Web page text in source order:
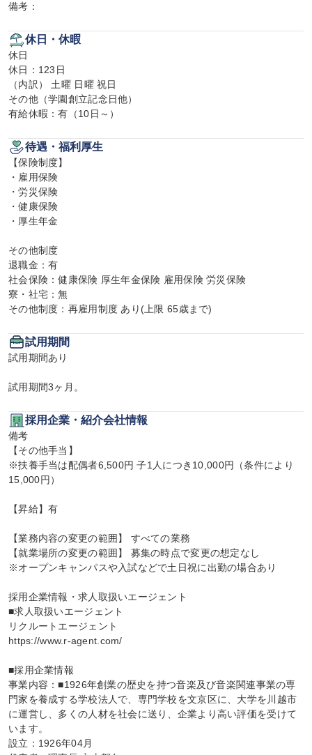
備考：
休日・休暇
休日
休日：123日
（内訳） 土曜 日曜 祝日
その他（学園創立記念日他）
有給休暇：有（10日～）
待遇・福利厚生
【保険制度】
・雇用保険
・労災保険
・健康保険
・厚生年金
その他制度
退職金：有
社会保険：健康保険 厚生年金保険 雇用保険 労災保険
寮・社宅：無
その他制度：再雇用制度 あり(上限 65歳まで)
試用期間
試用期間あり
試用期間3ヶ月。
採用企業・紹介会社情報
備考
【その他手当】
※扶養手当は配偶者6,500円 子1人につき10,000円（条件により
15,000円）
【昇給】有
【業務内容の変更の範囲】 すべての業務
【就業場所の変更の範囲】 募集の時点で変更の想定なし
※オープンキャンパスや入試などで土日祝に出勤の場合あり
採用企業情報・求人取扱いエージェント
■求人取扱いエージェント
リクルートエージェント
https://www.r-agent.com/
■採用企業情報
事業内容：■1926年創業の歴史を持つ音楽及び音楽関連事業の専
門家を養成する学校法人で、専門学校を文京区に、大学を川越市
に運営し、多くの人材を社会に送り、企業より高い評価を受けて
います。
設立：1926年04月